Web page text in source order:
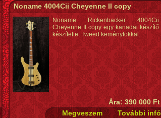
Noname 4004Cii Cheyenne II copy
Noname Rickenbacker 4004Cii
Cheyenne II copy egy kanadai készítő
készítette. Tweed keménytokkal.
Ára: 390 000 Ft